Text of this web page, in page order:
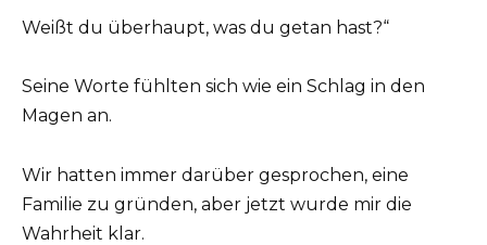
Weißt du überhaupt, was du getan hast?“
Seine Worte fühlten sich wie ein Schlag in den
Magen an.
Wir hatten immer darüber gesprochen, eine
Familie zu gründen, aber jetzt wurde mir die
Wahrheit klar.